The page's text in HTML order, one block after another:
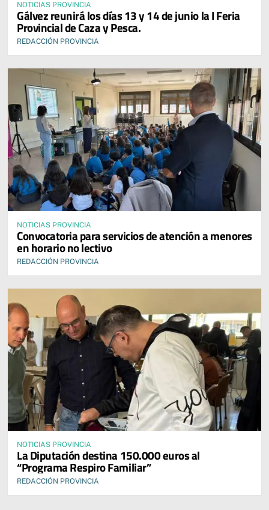
NOTICIAS PROVINCIA
Gálvez reunirá los días 13 y 14 de junio la I Feria
Provincial de Caza y Pesca.
REDACCIÓN PROVINCIA
NOTICIAS PROVINCIA
Convocatoria para servicios de atención a menores
en horario no lectivo
REDACCIÓN PROVINCIA
NOTICIAS PROVINCIA
La Diputación destina 150.000 euros al
“Programa Respiro Familiar”
REDACCIÓN PROVINCIA